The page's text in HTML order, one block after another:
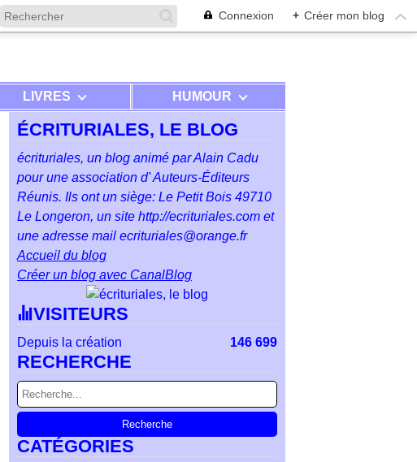
Connexion + Créer mon blog
LIVRES HUMOUR
ÉCRITURIALES, LE BLOG
écrituriales, un blog animé par Alain Cadu
pour une association d' Auteurs-Éditeurs
Réunis. Ils ont un siège: Le Petit Bois 49710
Le Longeron, un site http://ecrituriales.com et
une adresse mail ecrituriales@orange.fr
Accueil du blog
Créer un blog avec CanalBlog
VISITEURS
Depuis la création 146 699
RECHERCHE
CATÉGORIES